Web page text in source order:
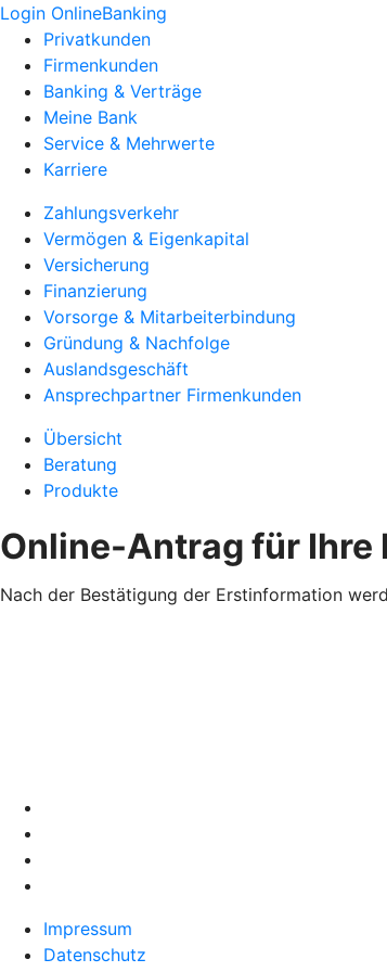
Login OnlineBanking
Privatkunden
Firmenkunden
Banking & Verträge
Meine Bank
Service & Mehrwerte
Karriere
Zahlungsverkehr
Vermögen & Eigenkapital
Versicherung
Finanzierung
Vorsorge & Mitarbeiterbindung
Gründung & Nachfolge
Auslandsgeschäft
Ansprechpartner Firmenkunden
Übersicht
Beratung
Produkte
Online-Antrag für
Nach der Bestätigung der Erstinformation
Impressum
Datenschutz